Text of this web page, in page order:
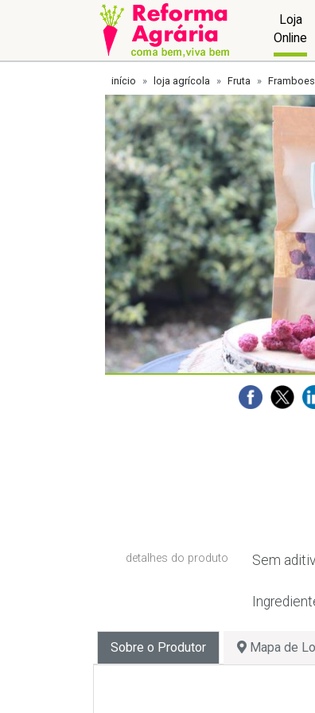
Loja
Online
início loja agrícola Fruta
detalhes do produto Sem
Sobre o Produtor Mapa de